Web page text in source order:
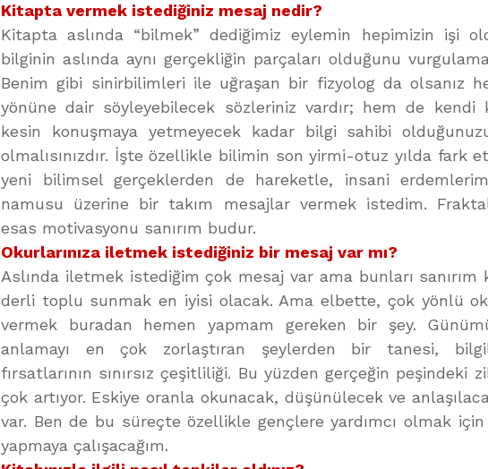
Kitapta vermek istediğiniz mesaj nedir?
Kitapta aslında “bilmek” dediğimiz eylemin hepimizin işi
bilginin aslında aynı gerçekliğin parçaları olduğunu
Benim gibi sinirbilimleri ile uğraşan bir fizyolog da olsanız
yönüne dair söyleyebilecek sözleriniz vardır; hem de kendi
kesin konuşmaya yetmeyecek kadar bilgi sahibi
olmalısınızdır. İşte özellikle bilimin son yirmi-otuz yılda fark
yeni bilimsel gerçeklerden de hareketle, insani
namusu üzerine bir takım mesajlar vermek istedim. Fraktal
esas motivasyonu sanırım budur.
Okurlarınıza iletmek istediğiniz bir mesaj var mı?
Aslında iletmek istediğim çok mesaj var ama bunları
derli toplu sunmak en iyisi olacak. Ama elbette, çok yönlü
vermek buradan hemen yapmam gereken bir şey.
anlamayı en çok zorlaştıran şeylerden bir tanesi,
fırsatlarının sınırsız çeşitliliği. Bu yüzden gerçeğin peşindeki
çok artıyor. Eskiye oranla okunacak, düşünülecek ve
var. Ben de bu süreçte özellikle gençlere yardımcı olmak
yapmaya çalışacağım.